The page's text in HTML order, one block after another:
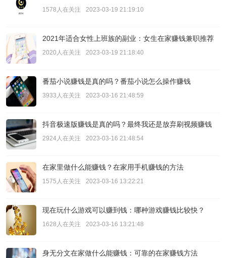
1578人在关注 2023-03-19 21:19:10
2021年适合女性上班族的副业：女生在家赚钱兼职推荐
2020人在关注 2023-03-19 21:18:40
番茄小说赚钱是真的吗？番茄小说怎么操作赚钱
3933人在关注 2023-03-16 21:48:59
抖音极速版赚钱是真的吗？最终我还是放弃刷视频赚钱
2924人在关注 2023-03-16 21:48:54
在家里做什么能赚钱？在家用手机赚钱的方法
1575人在关注 2023-03-16 13:22:21
现在玩什么游戏可以赚到钱：哪种游戏赚钱比较快？
1628人在关注 2023-03-16 13:21:48
身无分文在家做什么能赚钱：可靠的在家赚钱方法